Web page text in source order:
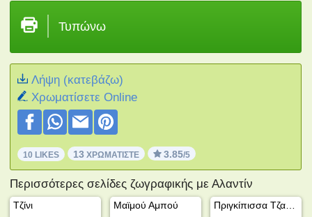
Τυπώνω
Λήψη (κατεβάζω)
Xρωματίσετε Online
10 LIKES 13 ΧΡΩΜΑΤΊΣΤΕ 3.85/5
Περισσότερες σελίδες ζωγραφικής με Αλαντίν
Τζίνι Μαϊμού Αμπού